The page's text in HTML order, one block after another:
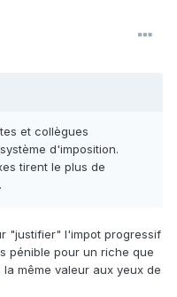
et collègues
d'imposition.
tirent le plus de
"justifier" l'impot progressif
pénible pour un riche que
même valeur aux yeux de